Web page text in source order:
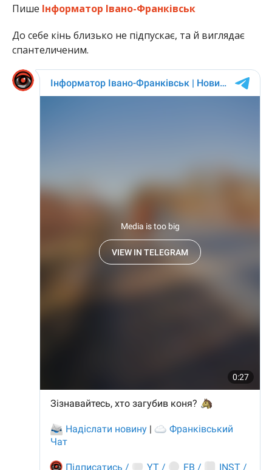
Пише Інформатор Івано-Франківськ
До себе кінь близько не підпускає, та й виглядає
спантеличеним.